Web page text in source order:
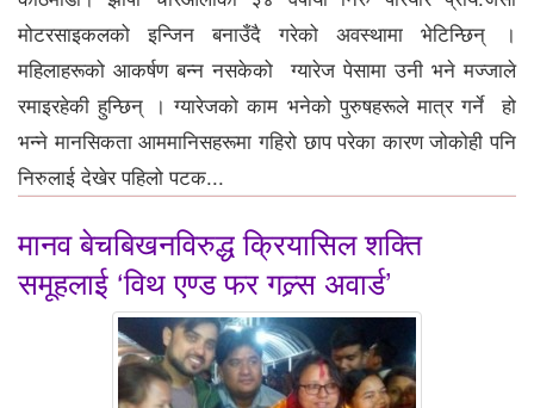
मोटरसाइकलको इन्जिन बनाउँदै गरेको अवस्थामा भेटिन्छिन् ।
महिलाहरूको आकर्षण बन्न नसकेको ग्यारेज पेसामा उनी भने मज्जाले
रमाइरहेकी हुन्छिन् । ग्यारेजको काम भनेको पुरुषहरूले मात्र गर्ने हो
भन्ने मानसिकता आममानिसहरूमा गहिरो छाप परेका कारण जोकोही पनि
निरुलाई देखेर पहिलो पटक...
मानव बेचबिखनविरुद्ध क्रियासिल शक्ति
समूहलाई ‘विथ एण्ड फर गल्र्स अवार्ड’